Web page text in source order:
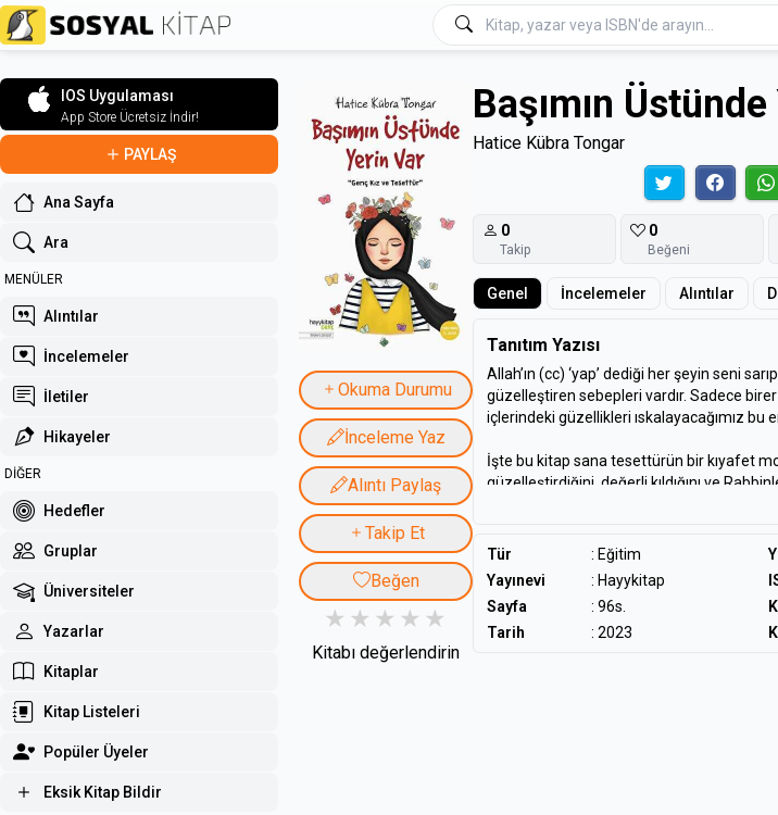
IOS Uygulaması
App Store Ücretsiz İndir!
PAYLAŞ
Ana Sayfa
Ara
MENÜLER
Alıntılar
İncelemeler
İletiler
Hikayeler
DİĞER
Hedefler
Gruplar
Üniversiteler
Yazarlar
Kitaplar
Kitap Listeleri
Popüler Üyeler
Eksik Kitap Bildir
Okuma Durumu
İnceleme Yaz
Alıntı Paylaş
Takip Et
Beğen
Kitabı değerlendirin
Başımın
Hatice Kübra Tongar
0
Takip
0
Beğeni
Genel İncelemeler Alıntılar
Tanıtım Yazısı
Allah’ın (cc) ‘yap’ dediği her şeyin seni
güzelleştiren sebepleri vardır. Sadece
içlerindeki güzellikleri ıskalayacağımız bu
İşte bu kitap sana tesettürün bir kıyafet
güzelleştirdiğini, değerli kıldığını ve
Bir ilahiyat ya da din kitabı gibi değil…
Tesettürlü bir abladan genç arkadaşına
sağlıyor…
Tür : Eğitim
Yayınevi
: Hayykitap
Sayfa
: 96s.
Tarih
: 2023